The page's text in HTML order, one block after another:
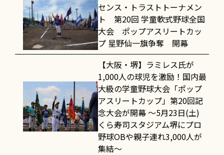
センス・トラストトーナメン
ト 第20回 学童軟式野球全国
大会 ポップアスリートカッ
プ 星野仙一旗争奪 開幕
【大阪・堺】ラミレス氏が
1,000人の球児を激励！国内最
大級の学童野球大会「ポップ
アスリートカップ」第20回記
念大会が開幕 〜5月23日(土)
くら寿司スタジアム堺にプロ
野球OBや親子連れ3,000人が
集結〜